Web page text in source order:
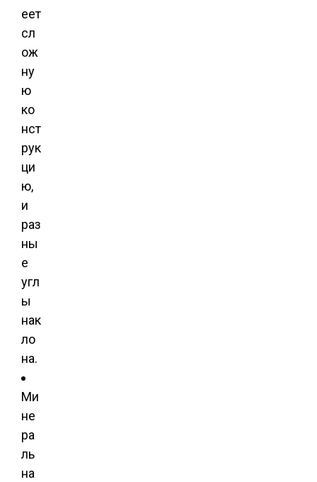
еет
сл
ож
ну
ю
ко
нст
рук
ци
ю,
и
раз
ны
е
угл
ы
нак
ло
на.
Ми
не
ра
ль
на